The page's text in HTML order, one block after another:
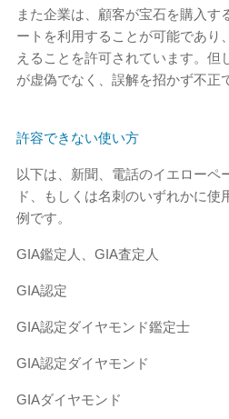
また企業は、顧客が宝石を購入す
ートを利用することが可能であり
えることを許可されています。但
が虚偽でなく、誤解を招かず不正
許容できない使い方
以下は、新聞、電話のイエローペ
ド、もしくは名刺のいずれかに
例です。
GIA鑑定人、GIA査定人
GIA認定
GIA認定ダイヤモンド鑑定士
GIA認定ダイヤモンド
GIAダイヤモンド